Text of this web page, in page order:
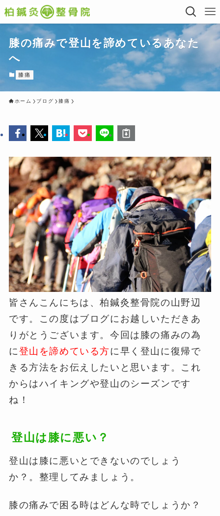
膝の痛みで登山を諦めているあなた
へ
膝痛
ホーム ブログ 膝痛
皆さんこんにちは、柏鍼灸整骨院の山野辺
です。この度はブログにお越しいただきあ
りがとうございます。今回は膝の痛みの為
に登山を諦めている方に早く登山に復帰で
きる方法をお伝えしたいと思います。これ
からはハイキングや登山のシーズンです
ね！
登山は膝に悪い？
登山は膝に悪いとできないのでしょう
か？。整理してみましょう。
膝の痛みで困る時はどんな時でしょうか？